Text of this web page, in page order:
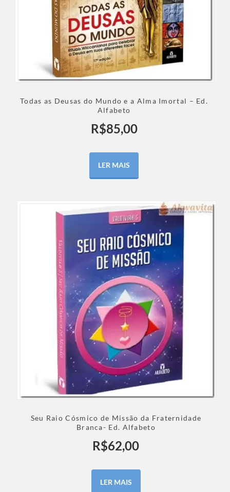
Todas as Deusas do Mundo e a Alma Imortal – Ed.
Alfabeto
R$85,00
LER MAIS
Seu Raio Cósmico de Missão da Fraternidade
Branca- Ed. Alfabeto
R$62,00
LER MAIS